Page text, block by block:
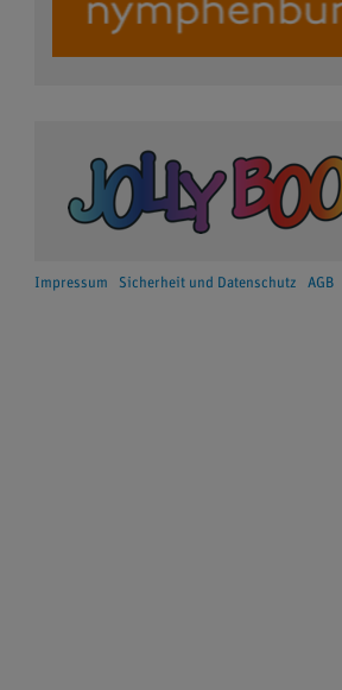
Impressum Sicherheit und Datenschutz AGB